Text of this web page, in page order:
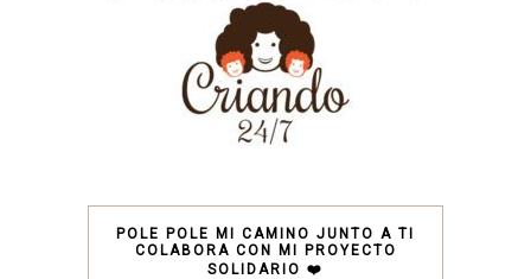
POLE POLE MI CAMINO JUNTO A TI
COLABORA CON MI PROYECTO
SOLIDARIO ❤️